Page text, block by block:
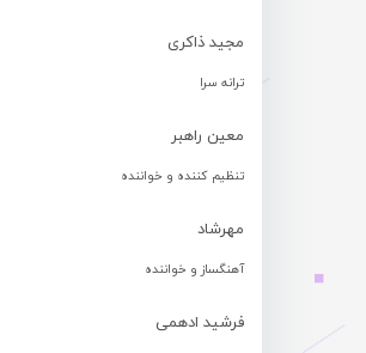
مجید ذاکری
ترانه سرا
معین راهبر
تنظیم کننده و خواننده
مهرشاد
آهنگساز و خواننده
فرشید ادهمی